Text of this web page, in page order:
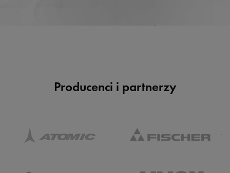
Producenci i partnerzy